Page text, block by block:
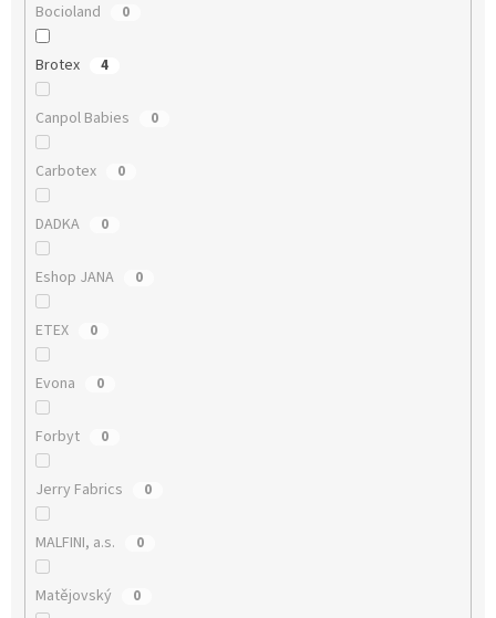
Bocioland 0
Brotex 4
Canpol Babies 0
Carbotex 0
DADKA 0
Eshop JANA 0
ETEX 0
Evona 0
Forbyt 0
Jerry Fabrics 0
MALFINI, a.s. 0
Matějovský 0